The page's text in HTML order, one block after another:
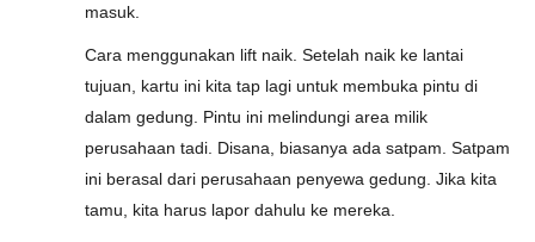
masuk.
Cara menggunakan lift naik. Setelah naik ke lantai
tujuan, kartu ini kita tap lagi untuk membuka pintu di
dalam gedung. Pintu ini melindungi area milik
perusahaan tadi. Disana, biasanya ada satpam. Satpam
ini berasal dari perusahaan penyewa gedung. Jika kita
tamu, kita harus lapor dahulu ke mereka.